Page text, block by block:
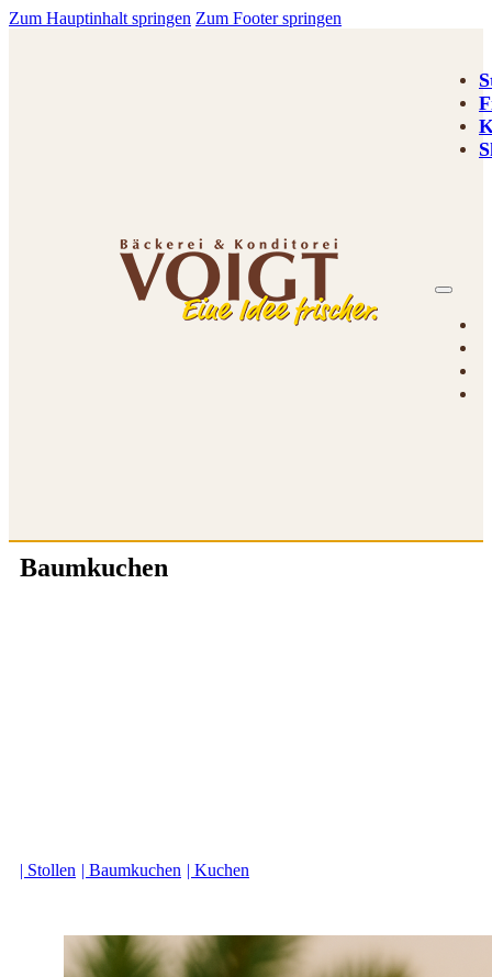
Zum Hauptinhalt springen Zum Footer springen
Baumkuchen
| Stollen | Baumkuchen | Kuchen